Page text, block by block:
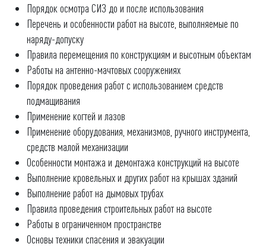
Порядок осмотра СИЗ до и после использования
Перечень и особенности работ на высоте, выполняемые по
наряду-допуску
Правила перемещения по конструкциям и высотным объектам
Работы на антенно-мачтовых сооружениях
Порядок проведения работ с использованием средств
подмащивания
Применение когтей и лазов
Применение оборудования, механизмов, ручного инструмента,
средств малой механизации
Особенности монтажа и демонтажа конструкций на высоте
Выполнение кровельных и других работ на крышах зданий
Выполнение работ на дымовых трубах
Правила проведения строительных работ на высоте
Работы в ограниченном пространстве
Основы техники спасения и эвакуации